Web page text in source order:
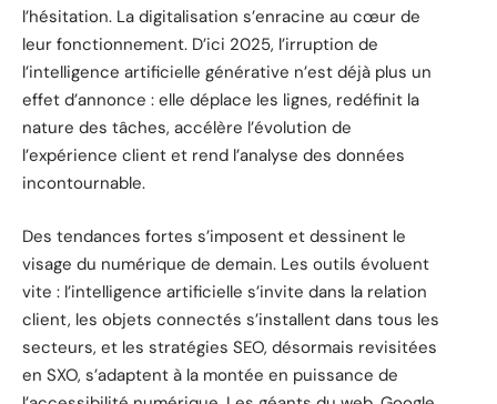
l’hésitation. La digitalisation s’enracine au cœur de
leur fonctionnement. D’ici 2025, l’irruption de
l’intelligence artificielle générative n’est déjà plus un
effet d’annonce : elle déplace les lignes, redéfinit la
nature des tâches, accélère l’évolution de
l’expérience client et rend l’analyse des données
incontournable.
Des tendances fortes s’imposent et dessinent le
visage du numérique de demain. Les outils évoluent
vite : l’intelligence artificielle s’invite dans la relation
client, les objets connectés s’installent dans tous les
secteurs, et les stratégies SEO, désormais revisitées
en SXO, s’adaptent à la montée en puissance de